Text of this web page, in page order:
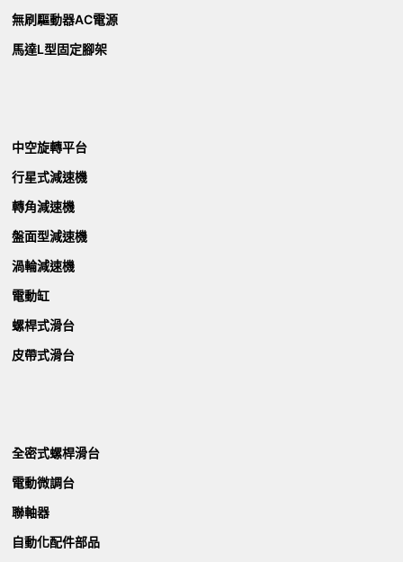
無刷驅動器AC電源
馬達L型固定腳架
中空旋轉平台
行星式減速機
轉角減速機
盤面型減速機
渦輪減速機
電動缸
螺桿式滑台
皮帶式滑台
全密式螺桿滑台
電動微調台
聯軸器
自動化配件部品